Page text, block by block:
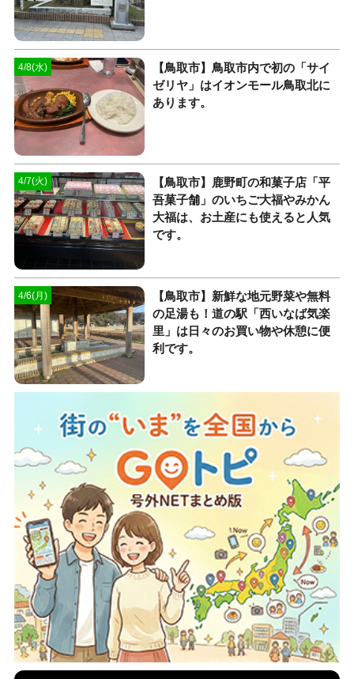
4/8(水)
【鳥取市】鳥取市内で初の「サイ
ゼリヤ」はイオンモール鳥取北に
あります。
4/7(火)
【鳥取市】鹿野町の和菓子店「平
吾菓子舗」のいちご大福やみかん
大福は、お土産にも使えると人気
です。
4/6(月)
【鳥取市】新鮮な地元野菜や無料
の足湯も！道の駅「西いなば気楽
里」は日々のお買い物や休憩に便
利です。